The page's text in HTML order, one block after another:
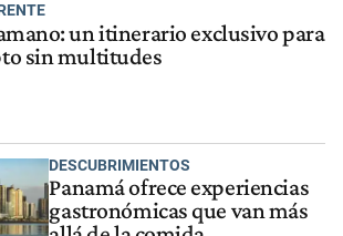
un itinerario exclusivo para
sin multitudes
DESCUBRIMIENTOS
Panamá ofrece experiencias
gastronómicas que van más